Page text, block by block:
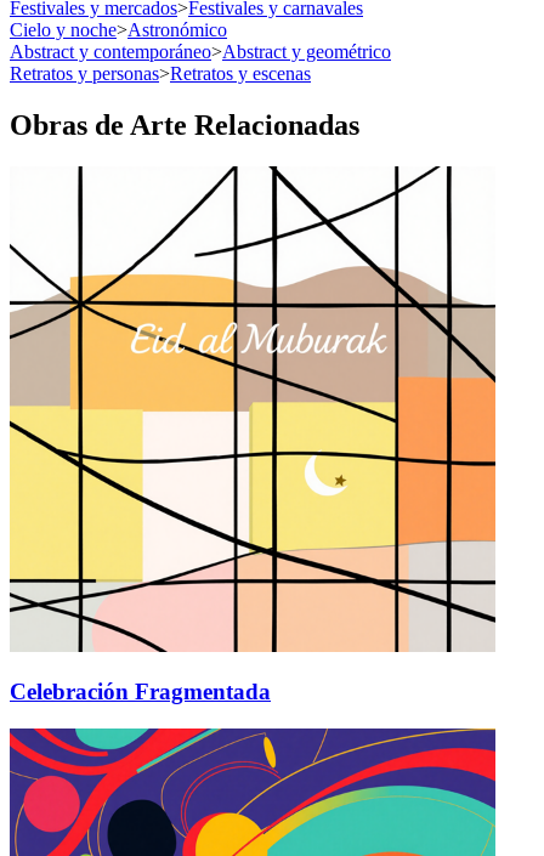
Festivales y mercados>Festivales y carnavales
Cielo y noche>Astronómico
Abstract y contemporáneo>Abstract y geométrico
Retratos y personas>Retratos y escenas
Obras de Arte Relacionadas
Celebración Fragmentada